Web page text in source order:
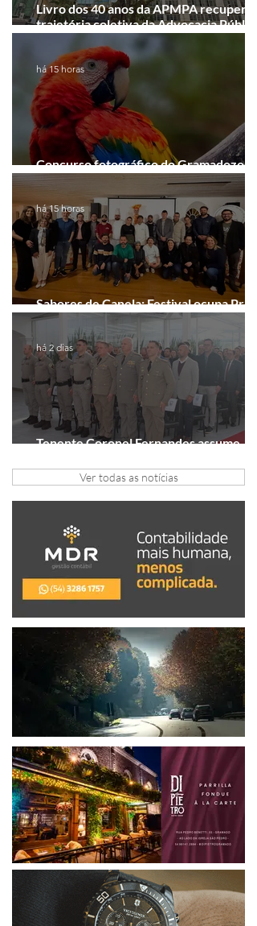
Livro dos 40 anos da APMPA recupera a
trajetória coletiva da Advocacia Pública
Concurso fotográfico do Gramadozoo
entra na reta final de inscrições
há 15 horas
Sabores de Canela: Festival ocupa Praça
João Corrêa em setembro
há 15 horas
Tenente Coronel Fernandes assume
há 2 dias
Ver todas as notícias